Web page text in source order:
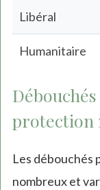
Libéral
Humanitaire
protection
Les débouchés
nombreux et